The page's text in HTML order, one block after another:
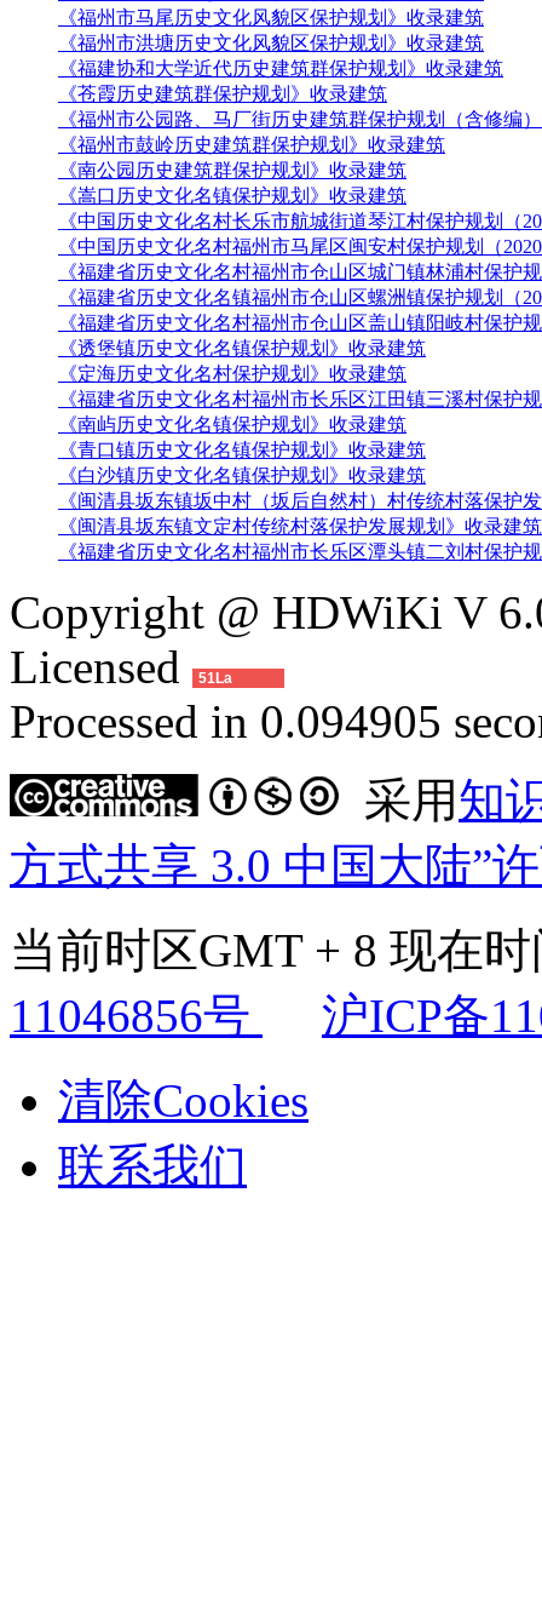
《福州市马尾历史文化风貌区保护规划》收录建筑
《福州市洪塘历史文化风貌区保护规划》收录建筑
《福建协和大学近代历史建筑群保护规划》收录建筑
《苍霞历史建筑群保护规划》收录建筑
《福州市公园路、马厂街历史建筑群保护规划（含修编
《福州市鼓岭历史建筑群保护规划》收录建筑
《南公园历史建筑群保护规划》收录建筑
《嵩口历史文化名镇保护规划》收录建筑
《中国历史文化名村长乐市航城街道琴江村保护规划（
《中国历史文化名村福州市马尾区闽安村保护规划（
《福建省历史文化名村福州市仓山区城门镇林浦村保护
《福建省历史文化名镇福州市仓山区螺洲镇保护规划（
《福建省历史文化名村福州市仓山区盖山镇阳岐村保护
《透堡镇历史文化名镇保护规划》收录建筑
《定海历史文化名村保护规划》收录建筑
《福建省历史文化名村福州市长乐区江田镇三溪村保护
《南屿历史文化名镇保护规划》收录建筑
《青口镇历史文化名镇保护规划》收录建筑
《白沙镇历史文化名镇保护规划》收录建筑
《闽清县坂东镇坂中村（坂后自然村）村传统村落保护
《闽清县坂东镇文定村传统村落保护发展规划》收录建筑
《福建省历史文化名村福州市长乐区潭头镇二刘村保护
Copyright @ HDWiKi V
Licensed
51La
Processed in 0.094905
采用知
方式共享 3.0 中国大陆”
当前时区GMT + 8 现在
11046856号
沪ICP备
清除Cookies
联系我们